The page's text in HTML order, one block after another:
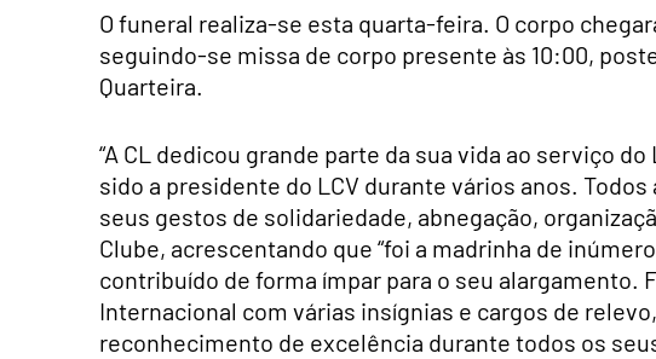
O funeral realiza-se esta quarta-feira. O corpo
seguindo-se missa de corpo presente às 10:00,
Quarteira.
“A CL dedicou grande parte da sua vida ao serviço
sido a presidente do LCV durante vários anos.
seus gestos de solidariedade, abnegação,
Clube, acrescentando que “foi a madrinha de
contribuído de forma ímpar para o seu alargamento.
Internacional com várias insígnias e cargos de
reconhecimento de excelência durante todos os